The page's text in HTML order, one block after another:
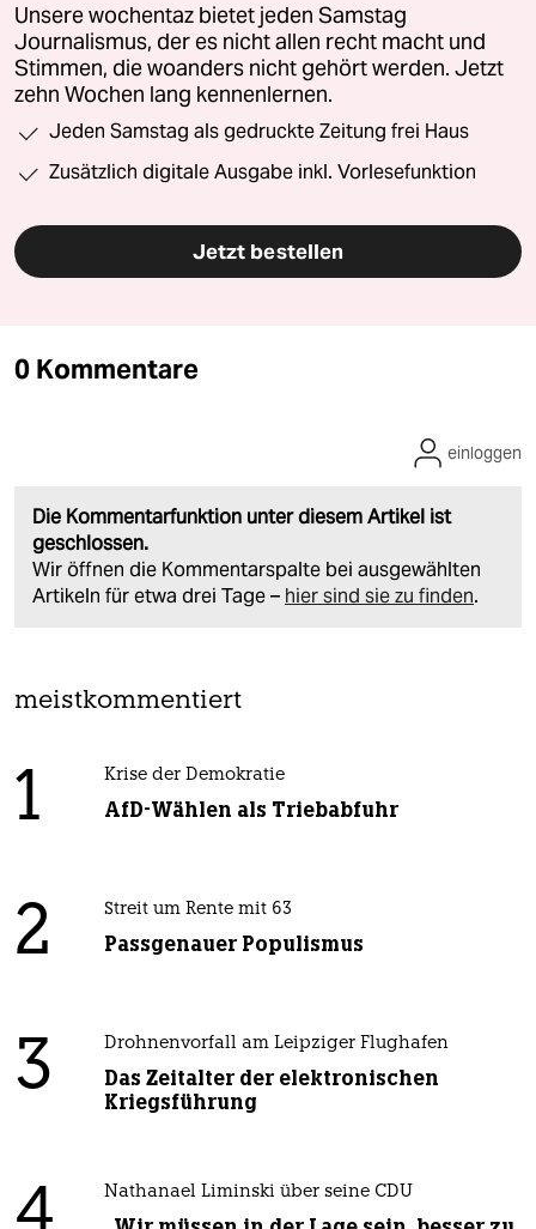
Unsere wochentaz bietet jeden Samstag
Journalismus, der es nicht allen recht macht und
Stimmen, die woanders nicht gehört werden. Jetzt
zehn Wochen lang kennenlernen.
Jeden Samstag als gedruckte Zeitung frei Haus
Zusätzlich digitale Ausgabe inkl. Vorlesefunktion
Jetzt bestellen
0 Kommentare
Die Kommentarfunktion unter diesem Artikel ist
geschlossen.
Wir öffnen die Kommentarspalte bei ausgewählten
Artikeln für etwa drei Tage – hier sind sie zu finden.
einloggen
meistkommentiert
1 Krise der Demokratie
AfD-Wählen als Triebabfuhr
2 Streit um Rente mit 63
Passgenauer Populismus
3 Drohnenvorfall am Leipziger Flughafen
Das Zeitalter der elektronischen
Kriegsführung
Nathanael Liminski über seine CDU